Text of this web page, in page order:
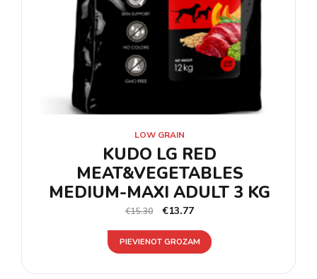
LOW GRAIN
KUDO LG RED
MEAT&VEGETABLES
MEDIUM-MAXI ADULT 3 KG
€15.30 €13.77
PIEVIENOT GROZAM